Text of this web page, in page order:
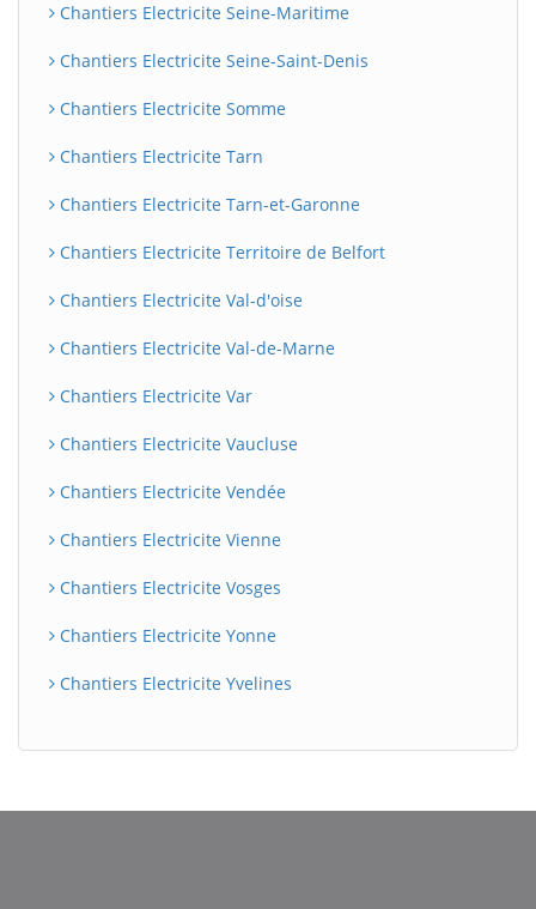
Chantiers Electricite Seine-Maritime
Chantiers Electricite Seine-Saint-Denis
Chantiers Electricite Somme
Chantiers Electricite Tarn
Chantiers Electricite Tarn-et-Garonne
Chantiers Electricite Territoire de Belfort
Chantiers Electricite Val-d'oise
Chantiers Electricite Val-de-Marne
Chantiers Electricite Var
Chantiers Electricite Vaucluse
Chantiers Electricite Vendée
Chantiers Electricite Vienne
Chantiers Electricite Vosges
Chantiers Electricite Yonne
Chantiers Electricite Yvelines
BatiWebPro